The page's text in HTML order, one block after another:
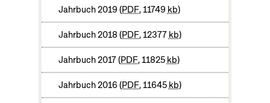
Jahrbuch 2019 PDF, 11749 kb
Jahrbuch 2018 PDF, 12377 kb
Jahrbuch 2017 PDF, 11825 kb
Jahrbuch 2016 PDF, 11645 kb